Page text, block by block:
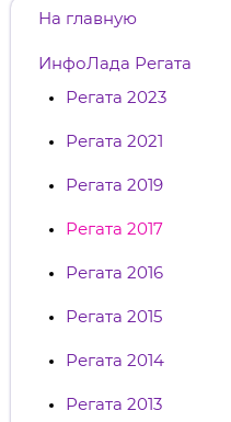
На главную
ИнфоЛада Регата
Регата 2023
Регата 2021
Регата 2019
Регата 2017
Регата 2016
Регата 2015
Регата 2014
Регата 2013